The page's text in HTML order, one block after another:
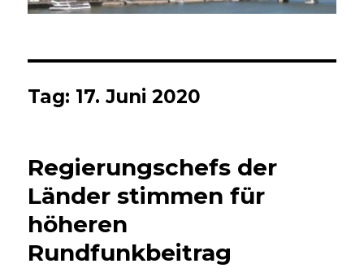
Tag: 17. Juni 2020
Regierungschefs der
Länder stimmen für
höheren
Rundfunkbeitrag